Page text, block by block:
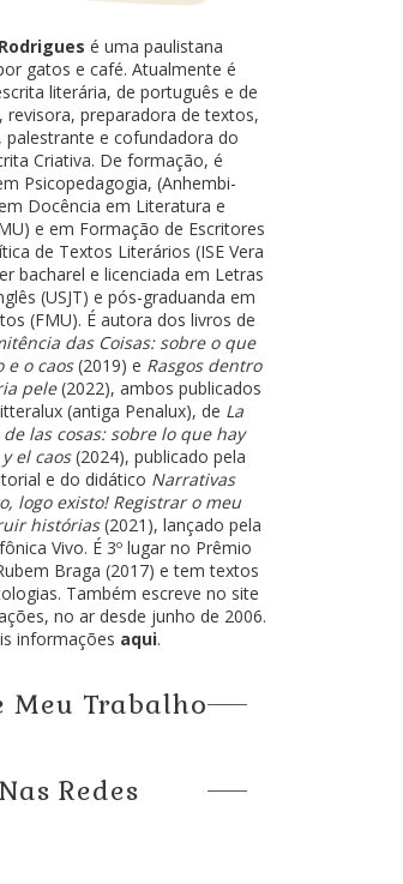
é uma paulistana
gatos e café. Atualmente é
literária, de português e de
revisora, preparadora de textos,
palestrante e cofundadora do
Criativa. De formação, é
Psicopedagogia, (Anhembi-
Docência em Literatura e
e em Formação de Escritores
de Textos Literários (ISE Vera
bacharel e licenciada em Letras
(USJT) e pós-graduanda em
(FMU). É autora dos livros de
das Coisas: sobre o que
e o caos(2019) e Rasgos dentro
pele(2022), ambos publicados
(antiga Penalux), de La
las cosas: sobre lo que hay
el caos(2024), publicado pela
e do didático Narrativas
logo existo! Registrar o meu
histórias(2021), lançado pela
Vivo. É 3º lugar no Prêmio
Braga (2017) e tem textos
Também escreve no site
no ar desde junho de 2006.
informações aqui.
Meu Trabalho
Nas Redes